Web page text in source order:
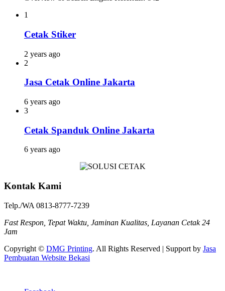
1
Cetak Stiker
2 years ago
2
Jasa Cetak Online Jakarta
6 years ago
3
Cetak Spanduk Online Jakarta
6 years ago
Kontak Kami
Telp./WA 0813-8777-7239
Fast Respon, Tepat Waktu, Jaminan Kualitas, Layanan Cetak 24
Jam
Copyright © DMG Printing. All Rights Reserved | Support by Jasa
Pembuatan Website Bekasi